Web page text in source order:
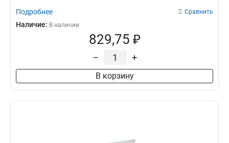
Подробнее Сравнить
Наличие: В наличии
829,75 ₽
– +
В корзину